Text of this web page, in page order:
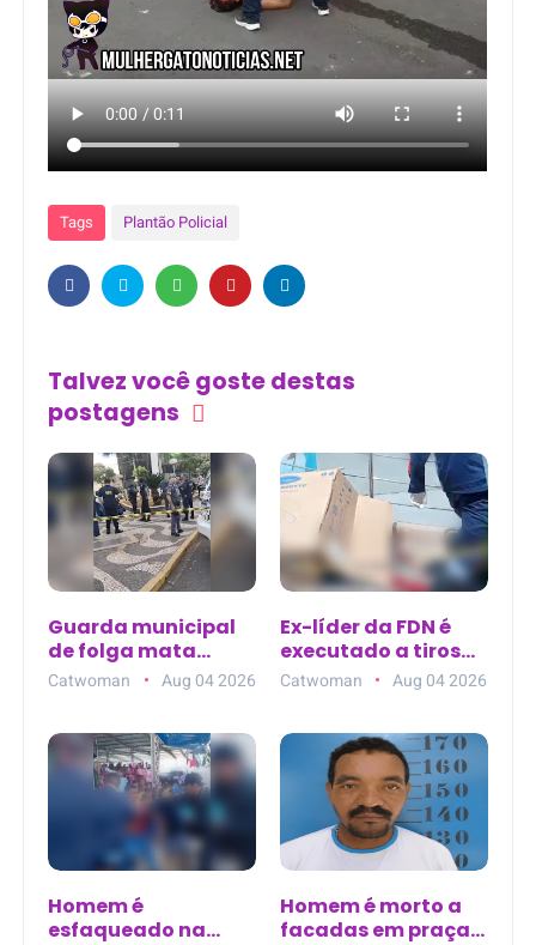
Tags Plantão Policial
Talvez você goste destas
postagens
Guarda municipal
de folga mata
homem na Praça
Rui Barbosa em
Catwoman Aug 04 2026
Ex-líder da FDN é
executado a tiros
ao sair de clínica de
estética no Parque
Catwoman Aug 04 2026
Homem é
esfaqueado na
Homem é morto a
facadas em praça